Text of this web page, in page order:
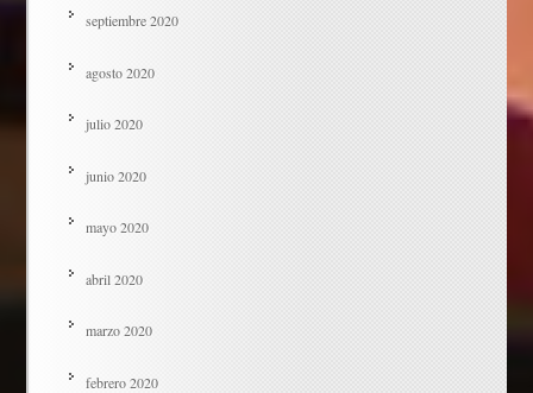
septiembre 2020
agosto 2020
julio 2020
junio 2020
mayo 2020
abril 2020
marzo 2020
febrero 2020